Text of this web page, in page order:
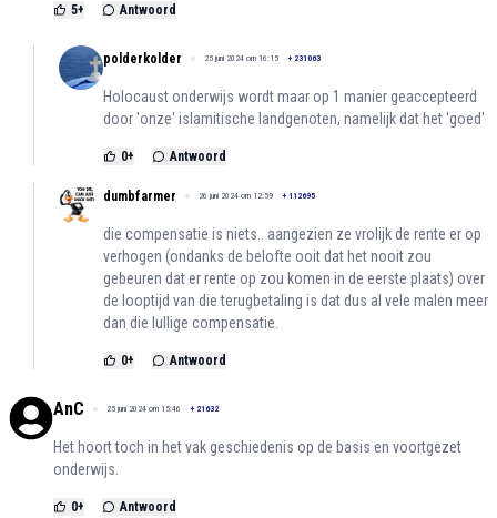
5+ Antwoord
polderkolder 25 juni 2024 om 16:15 + 231063
Holocaust onderwijs wordt maar op 1 manier geaccepteerd
door 'onze' islamitische landgenoten, namelijk dat het 'goed'
0+ Antwoord
dumbfarmer 26 juni 2024 om 12:59 + 112695
die compensatie is niets.. aangezien ze vrolijk de rente er op
verhogen (ondanks de belofte ooit dat het nooit zou
gebeuren dat er rente op zou komen in de eerste plaats) over
de looptijd van die terugbetaling is dat dus al vele malen meer
dan die lullige compensatie.
0+ Antwoord
AnC 25 juni 2024 om 15:46 + 21632
Het hoort toch in het vak geschiedenis op de basis en voortgezet
onderwijs.
0+ Antwoord